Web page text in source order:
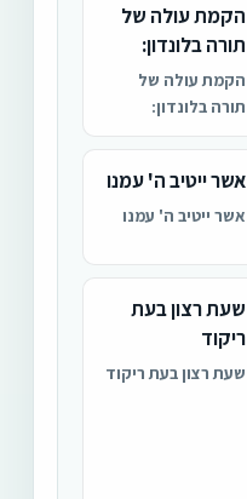
הקמת עולה של
תורה בלונדון:
הקמת עולה של
תורה בלונדון:
אשר ייטיב ה' עמנו
אשר ייטיב ה' עמנו
שעת רצון בעת
ריקוד
שעת רצון בעת ריקוד